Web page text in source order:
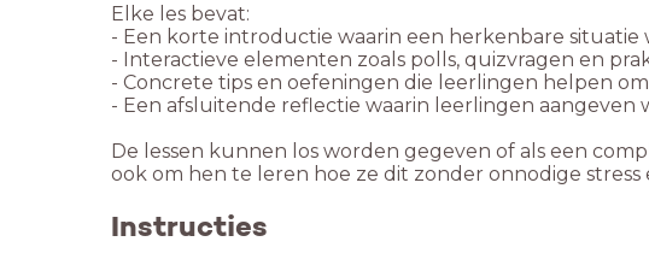
Elke les bevat:
- Een korte introductie waarin een herkenbare situatie
- Interactieve elementen zoals polls, quizvragen en
- Concrete tips en oefeningen die leerlingen helpen
- Een afsluitende reflectie waarin leerlingen aangeven
De lessen kunnen los worden gegeven of als een
ook om hen te leren hoe ze dit zonder onnodige
Instructies